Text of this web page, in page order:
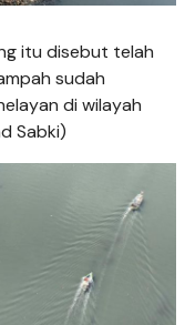
itu disebut telah
sudah
di wilayah
Sabki)